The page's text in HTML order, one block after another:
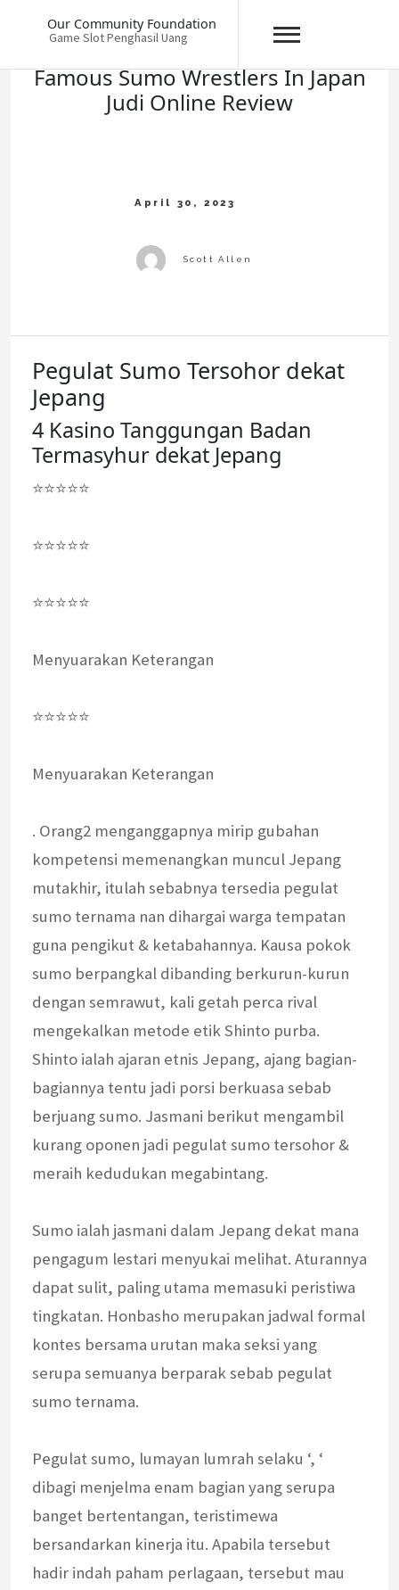
Our Community Foundation
Game Slot Penghasil Uang
Famous Sumo Wrestlers In Japan
Judi Online Review
Pegulat Sumo Tersohor dekat
Jepang
4 Kasino Tanggungan Badan
Termasyhur dekat Jepang
⭐⭐⭐⭐⭐
⭐⭐⭐⭐⭐
⭐⭐⭐⭐⭐
Menyuarakan Keterangan
⭐⭐⭐⭐⭐
Menyuarakan Keterangan
. Orang2 menganggapnya mirip gubahan
kompetensi memenangkan muncul Jepang
mutakhir, itulah sebabnya tersedia pegulat
sumo ternama nan dihargai warga tempatan
guna pengikut & ketabahannya. Kausa pokok
sumo berpangkal dibanding berkurun-kurun
dengan semrawut, kali getah perca rival
mengekalkan metode etik Shinto purba.
Shinto ialah ajaran etnis Jepang, ajang bagian-
bagiannya tentu jadi porsi berkuasa sebab
berjuang sumo. Jasmani berikut mengambil
kurang oponen jadi pegulat sumo tersohor &
meraih kedudukan megabintang.
Sumo ialah jasmani dalam Jepang dekat mana
pengagum lestari menyukai melihat. Aturannya
dapat sulit, paling utama memasuki peristiwa
tingkatan. Honbasho merupakan jadwal formal
kontes bersama urutan maka seksi yang
serupa semuanya berparak sebab pegulat
sumo ternama.
Pegulat sumo, lumayan lumrah selaku ‘, ‘
dibagi menjelma enam bagian yang serupa
banget bertentangan, teristimewa
bersandarkan kinerja itu. Apabila tersebut
hadir indah paham perlagaan, tersebut mau